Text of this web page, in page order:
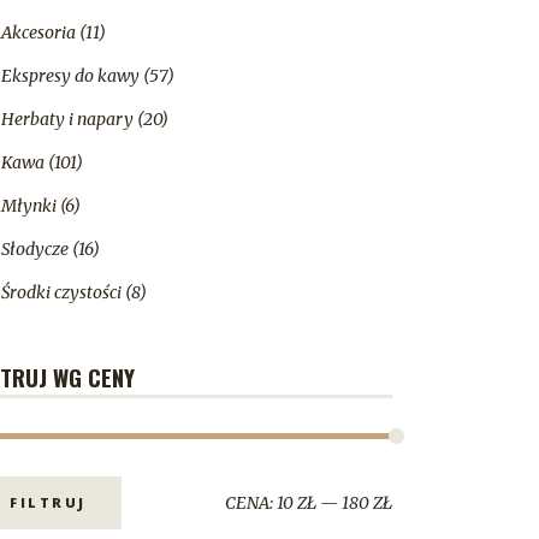
Akcesoria (11)
Ekspresy do kawy (57)
Herbaty i napary (20)
Kawa (101)
Młynki (6)
Słodycze (16)
Środki czystości (8)
WG CENY
FILTRUJ CENA:10 ZŁ— 180 ZŁ